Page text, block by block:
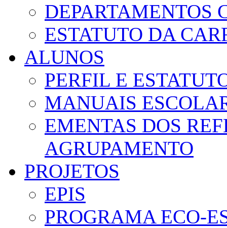
DEPARTAMENTOS
ESTATUTO DA
ALUNOS
PERFIL E
MANUAIS
EMENTAS DOS
AGRUPAMENTO
PROJETOS
EPIS
PROGRAMA ECO-